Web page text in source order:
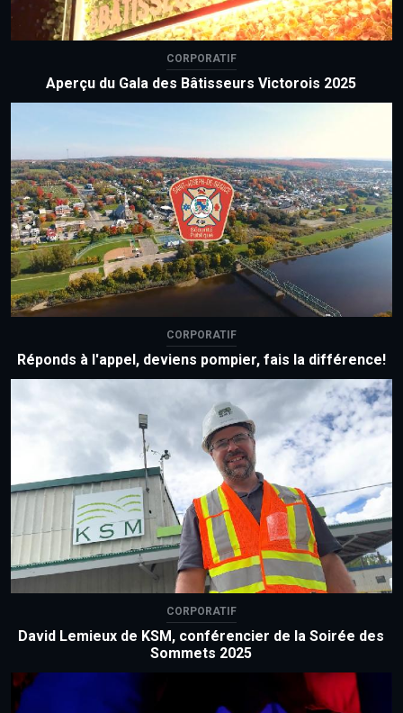
CORPORATIF
Aperçu du Gala des Bâtisseurs Victorois 2025
CORPORATIF
Réponds à l'appel, deviens pompier, fais la différence!
CORPORATIF
David Lemieux de KSM, conférencier de la Soirée des
Sommets 2025